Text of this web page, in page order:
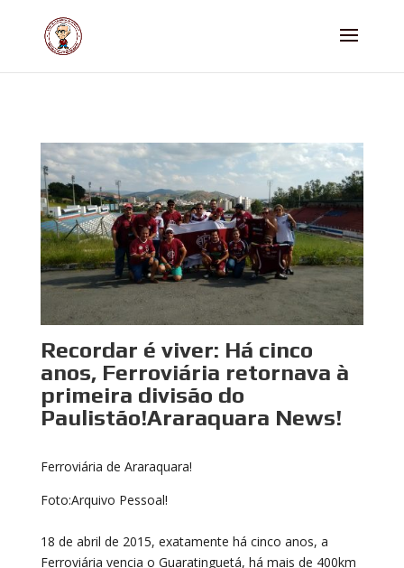
Recordar é viver: Há cinco
anos, Ferroviária retornava à
primeira divisão do
Paulistão!Araraquara News!
Ferroviária de Araraquara!
Foto:Arquivo Pessoal!
18 de abril de 2015, exatamente há cinco anos, a
Ferroviária vencia o Guaratinguetá, há mais de 400km